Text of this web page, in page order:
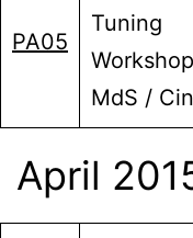
PA05
Tuning
MdS /
April